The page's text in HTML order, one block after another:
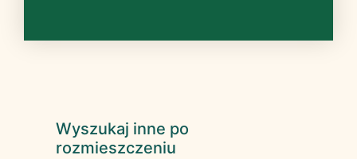
Wyszukaj inne po
rozmieszczeniu